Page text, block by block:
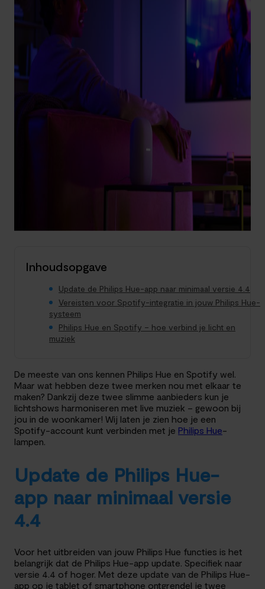
Inhoudsopgave
Update de Philips Hue-app naar minimaal versie 4.4
Vereisten voor Spotify-integratie in jouw Philips Hue-
systeem
Philips Hue en Spotify – hoe verbind je licht en
muziek
De meeste van ons kennen Philips Hue en Spotify wel.
Maar wat hebben deze twee merken nou met elkaar te
maken? Dankzij deze twee slimme aanbieders kun je
lichtshows harmoniseren met live muziek – gewoon bij
jou in de woonkamer! Wij laten je zien hoe je een
Spotify-account kunt verbinden met je Philips Hue-
lampen.
Update de Philips Hue-
app naar minimaal versie
4.4
Voor het uitbreiden van jouw Philips Hue functies is het
belangrijk dat de Philips Hue-app update. Specifiek naar
versie 4.4 of hoger. Met deze update van de Philips Hue-
app op je tablet of smartphone ontgrendel je twee